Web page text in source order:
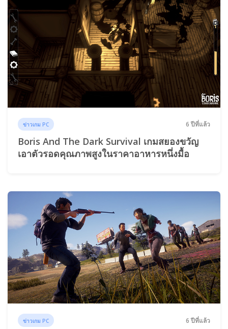
ข่าวเกม PC 6 ปีที่แล้ว
Boris And The Dark Survival เกมสยองขวัญ
เอาตัวรอดคุณภาพสูงในราคาอาหารหนึ่งมื้อ
ข่าวเกม PC 6 ปีที่แล้ว